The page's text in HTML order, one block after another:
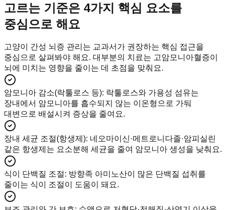
고르는 기준은 4가지 핵심 요소를
중심으로 해요
고양이 간성 뇌증 관리는 교과서가 권장하는 핵심 접근을
중심으로 살펴봐야 해요. 대부분의 치료는 고암모니아혈증이
뇌에 미치는 영향을 줄이는 데 초점을 맞춰요.
암모니아 감소(락툴로스 등): 락툴로스와 가용성 섬유는
장내에서 암모니아를 흡수되지 않는 이온형으로 가둬
대변으로 배설시켜 증상을 줄여요.
장내 세균 조절(항생제): 네오마이신·메트로니다졸·암피실린
같은 항생제는 요소분해 세균을 줄여 암모니아 생성을 낮춰요.
식이 단백질 조절: 방향족 아미노산이 많은 단백질 섭취를
줄이는 식이 조절이 도움이 돼요.